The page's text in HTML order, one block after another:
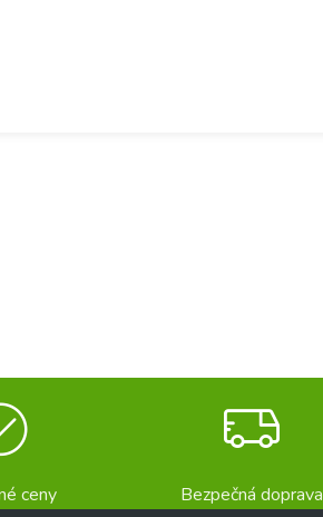
ceny Bezpečná doprava